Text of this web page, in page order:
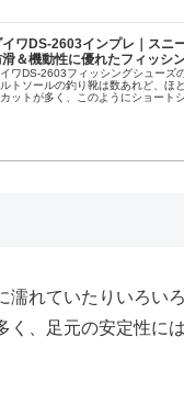
イワDS-2603インプレ｜スニ
滑＆機動性に優れたフィッシ
ワDS-2603フィッシングシューズ
ルトソールの釣り靴は数あれど、ほ
ットが多く、このようにショート
濡れていたりいろい
く、足元の安定性に